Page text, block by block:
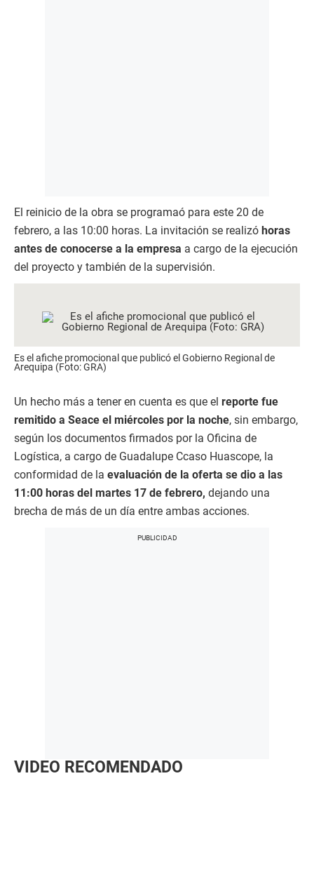
El reinicio de la obra se programaó para este 20 de
febrero, a las 10:00 horas. La invitación se realizó horas
antes de conocerse a la empresa a cargo de la ejecución
del proyecto y también de la supervisión.
Es el afiche promocional que publicó el Gobierno Regional de
Arequipa (Foto: GRA)
Un hecho más a tener en cuenta es que el reporte fue
remitido a Seace el miércoles por la noche, sin embargo,
según los documentos firmados por la Oficina de
Logística, a cargo de Guadalupe Ccaso Huascope, la
conformidad de la evaluación de la oferta se dio a las
11:00 horas del martes 17 de febrero, dejando una
brecha de más de un día entre ambas acciones.
VIDEO RECOMENDADO